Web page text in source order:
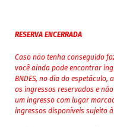
RESERVA ENCERRADA
Caso não tenha conseguido
você ainda pode encontrar
BNDES, no dia do
os ingressos reservados e
um ingresso com lugar
ingressos disponíveis sujeito